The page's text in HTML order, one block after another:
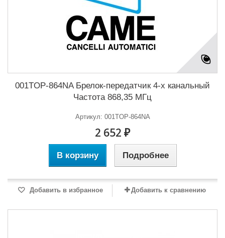
001TOP-864NA Брелок-передатчик 4-х канальный
Частота 868,35 МГц
Артикул: 001TOP-864NA
2 652 ₽
В корзину Подробнее
Добавить в избранное Добавить к сравнению